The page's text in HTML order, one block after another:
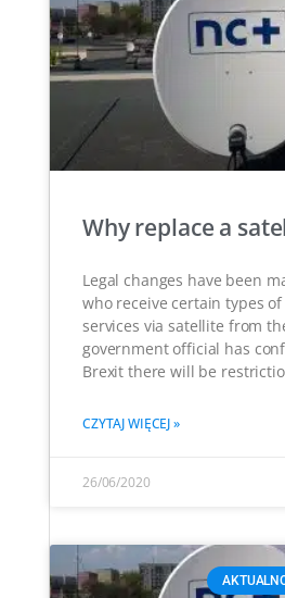
Why replace a
Legal changes have been
who receive certain types
services via satellite from
government official has
Brexit there will be
CZYTAJ WIĘCEJ »
26/06/2020